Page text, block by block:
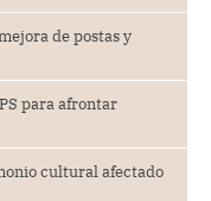
de postas y
para afrontar
cultural afectado